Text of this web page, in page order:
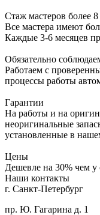
Стаж мастеров более 8
Все мастера имеют
Каждые 3-6 месяцев
Обязательно
Работаем с
процессы работы
Гарантии
На работы и на
неоригинальные
установленные в
Цены
Дешевле на 30% чем у
Наши контакты
г. Санкт-Петербург
пр. Ю. Гагарина д. 1